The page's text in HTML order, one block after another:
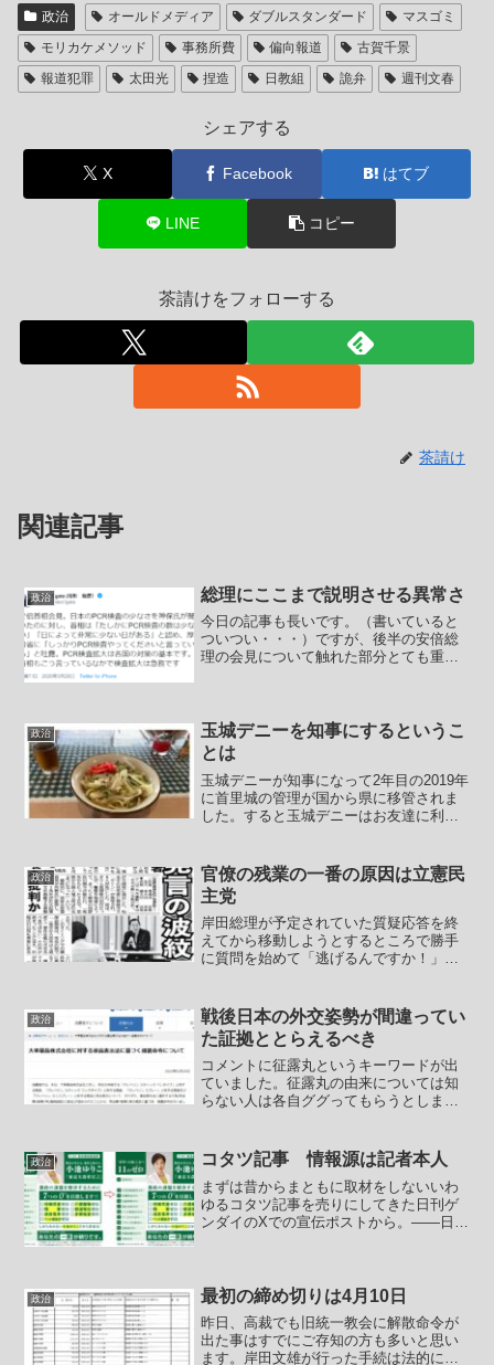
政治 オールドメディア ダブルスタンダード
マスゴミ
モリカケメソッド
事務所費 偏向報道
古賀千景
報道犯罪
太田光 捏造 日教組 詭弁 週刊文春
シェアする
X Facebook はてブ
LINE コピー
茶請けをフォローする
茶請け
関連記事
政治 総理にここまで説明させる異常さ
今日の記事も長いです。（書いていると
ついつい・・・）ですが、後半の安倍総
理の会見について触れた部分とても重要
が韓国からの入国制限を延...
政治
玉城デニーを知事にするというこ
とは
玉城デニーが知事になって2年目の2019年
に首里城の管理が国から県に移管されま
した。すると玉城デニーはお友達に利益
に対して美ら島財団は素人丸出しで法令
を無視し、また一般...
政治
官僚の残業の一番の原因は立憲民
主党
岸田総理が予定されていた質疑応答を終
えてから移動しようとするところで勝手
に質問を始めて「逃げるんですか！」と
を退職してすぐにArc Timesなんてものを
作りました。そ...
政治
戦後日本の外交姿勢が間違ってい
た証拠ととらえるべき
コメントに征露丸というキーワードが出
ていました。征露丸の由来については知
らない人は各自ググってもらうとしまし
ようとしていたら消費者庁に「それ効果
ねーから！」と言われて...
政治 コタツ記事 情報源は記者本人
まずは昔からまともに取材をしないいわ
ゆるコタツ記事を売りにしてきた日刊ゲ
ンダイのXでの宣伝ポストから。――日刊
政治 最初の締め切りは4月10日
昨日、高裁でも旧統一教会に解散命令が
出た事はすでにご存知の方も多いと思い
ます。岸田文雄が行った手続は法的に極